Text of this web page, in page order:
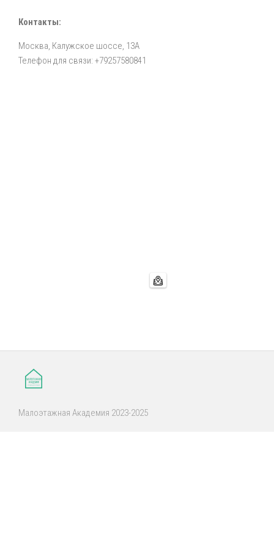
Контакты:
Москва, Калужское шоссе, 13А
Телефон для связи: +79257580841
Малоэтажная Академия 2023-2025